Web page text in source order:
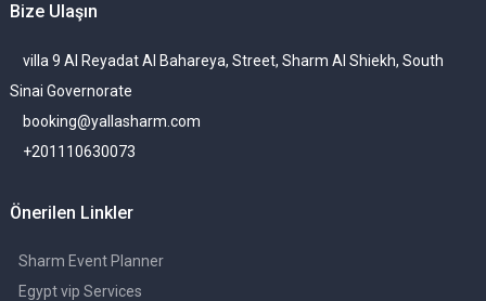
Bize Ulaşın
villa 9 Al Reyadat Al Bahareya, Street, Sharm Al Shiekh, South
Sinai Governorate
booking@yallasharm.com
+201110630073
Önerilen Linkler
Sharm Event Planner
Egypt vip Services